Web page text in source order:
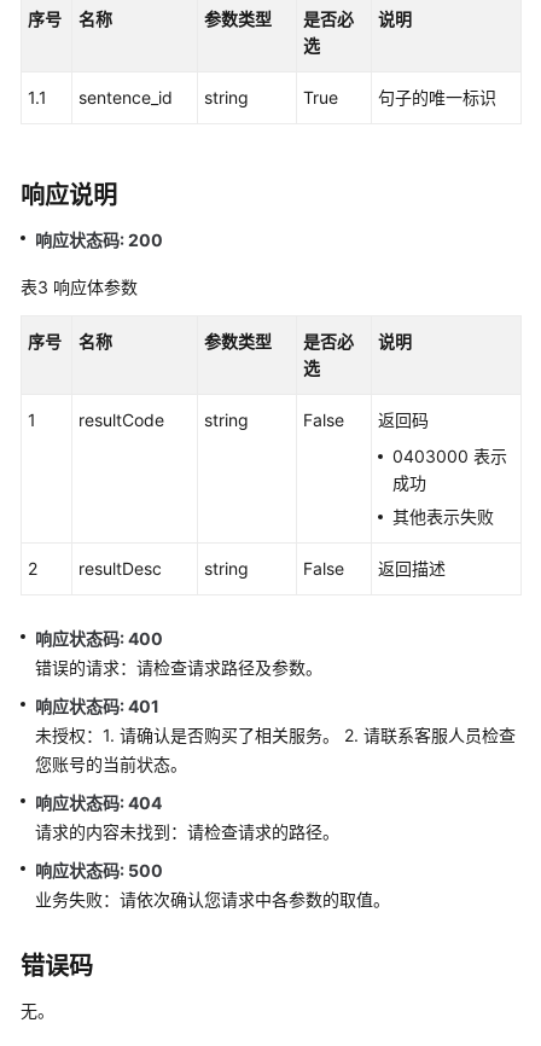
Fabric）
述
叫
中
心
置
接
移
能
集
语
音
通
知
能
集
序号 名称 参数类型
是否必
选
说明
1.1 sentence_id string True 句子的唯一标识
响应说明
响应状态码: 200
表3 响应体参数
序号 名称 参数类型
是否必
选
说明
1 resultCode string False
返回码
0403000 表示
成功
其他表示失败
2 resultDesc string False 返回描述
响应状态码: 400
错误的请求：请检查请求路径及参数。
响应状态码: 401
未授权：1. 请确认是否购买了相关服务。 2. 请联系客服人员检查
您账号的当前状态。
响应状态码: 404
请求的内容未找到：请检查请求的路径。
响应状态码: 500
业务失败：请依次确认您请求中各参数的取值。
错误码
无。